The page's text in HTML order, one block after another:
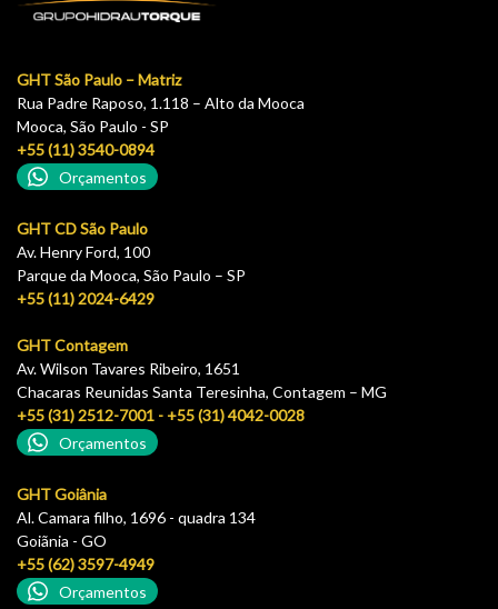
GHT São Paulo – Matriz
Rua Padre Raposo, 1.118 – Alto da Mooca
Mooca, São Paulo - SP
+55 (11) 3540-0894
Orçamentos
GHT CD São Paulo
Av. Henry Ford, 100
Parque da Mooca, São Paulo – SP
+55 (11) 2024-6429
GHT Contagem
Av. Wilson Tavares Ribeiro, 1651
Chacaras Reunidas Santa Teresinha, Contagem – MG
+55 (31) 2512-7001 - +55 (31) 4042-0028
Orçamentos
GHT Goiânia
Al. Camara filho, 1696 - quadra 134
Goiãnia - GO
+55 (62) 3597-4949
Orçamentos